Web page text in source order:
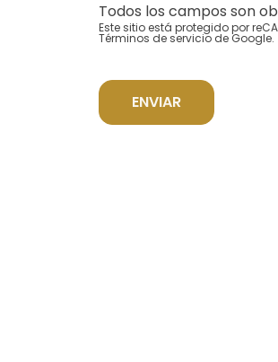
Todos los campos son
Este sitio está protegido por
Términos de servicio de Google.
ENVIAR